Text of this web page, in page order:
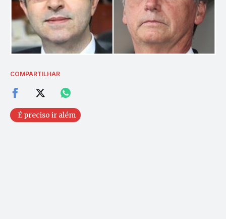
COMPARTILHAR
É preciso ir além